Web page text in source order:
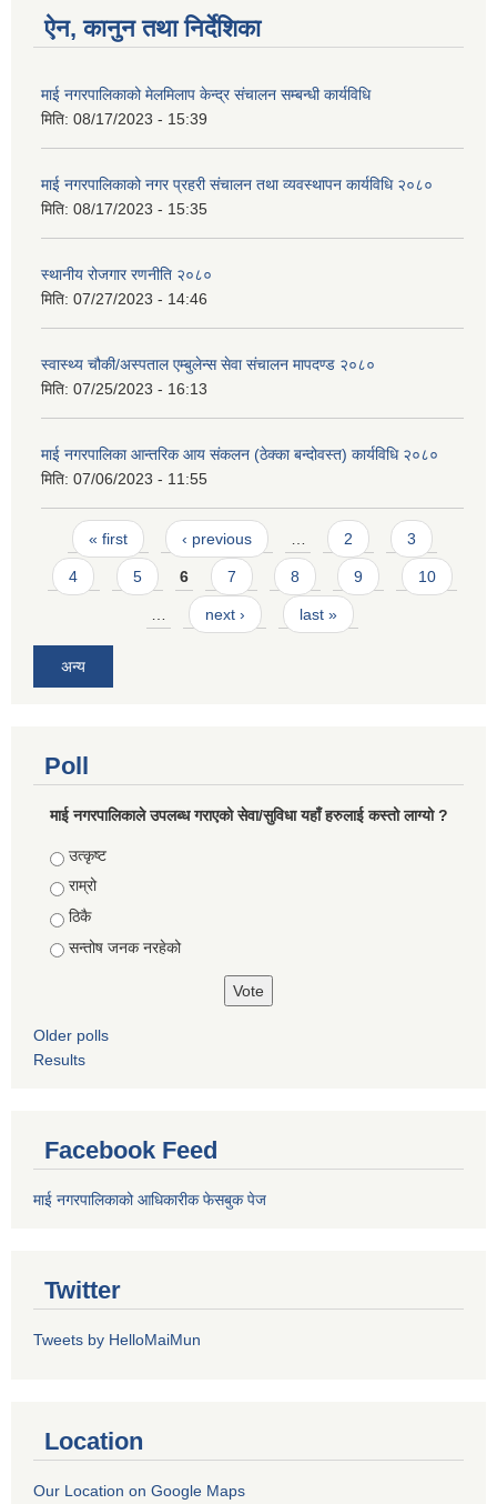
ऐन, कानुन तथा निर्देशिका
माई नगरपालिकाको मेलमिलाप केन्द्र संचालन सम्बन्धी कार्यविधि
मिति: 08/17/2023 - 15:39
माई नगरपालिकाको नगर प्रहरी संचालन तथा व्यवस्थापन कार्यविधि २०८०
मिति: 08/17/2023 - 15:35
स्थानीय रोजगार रणनीति २०८०
मिति: 07/27/2023 - 14:46
स्वास्थ्य चौकी/अस्पताल एम्बुलेन्स सेवा संचालन मापदण्ड २०८०
मिति: 07/25/2023 - 16:13
माई नगरपालिका आन्तरिक आय संकलन (ठेक्का बन्दोवस्त) कार्यविधि २०८०
मिति: 07/06/2023 - 11:55
Pages
« first ‹ previous … 2 3
4 5 6 7 8 9 10
… next › last »
अन्य
Poll
माई नगरपालिकाले उपलब्ध गराएको सेवा/सुविधा यहाँ हरुलाई कस्तो लाग्यो ?
Choices
उत्कृष्ट
राम्रो
ठिकै
सन्तोष जनक नरहेको
Older polls
Results
Facebook Feed
माई नगरपालिकाको आधिकारीक फेसबुक पेज
Twitter
Tweets by HelloMaiMun
Location
Our Location on Google Maps